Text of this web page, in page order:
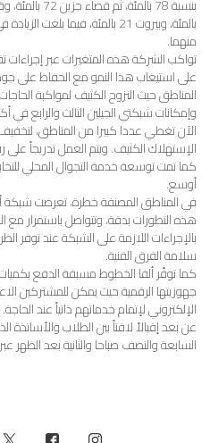
منهما.
تواكب الشركة هذه المتغيرات عبر إجراءات
على استيعاب هذا النمو مع الحفاظ على
المناطق حيث النزوح الكثيف لمواكبة
الآن تغطي عددا كبيرا من المناطق،
كما تمت توسعة خدمة التجوال المحلي
أوسع.
في المناطق المصنفة خطرة، تعرضت شبكة
هذه التطورات بدقة، وتتواصل باستمرار مع
بالإجراءات اللازمة على الشبكة عند توفر
سلامة الفرق الفنية.
كما توفّر ألفا الخطوط مسبقة الدفع
جهوزيتها الرقمية حيث يمكن للمشتركين
عن بعد إقبالاً لافتاً بين الطلاب والأساتذة
السابعة والنصف صباحا والثانية بعد